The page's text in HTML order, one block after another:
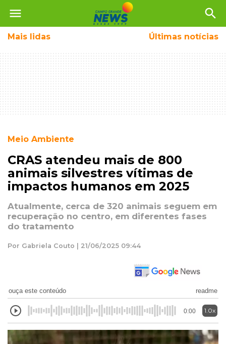
menu search
Mais lidas Últimas notícias
Meio Ambiente
CRAS atendeu mais de 800
animais silvestres vítimas de
impactos humanos em 2025
Atualmente, cerca de 320 animais seguem em
recuperação no centro, em diferentes fases
do tratamento
Por Gabriela Couto | 21/06/2025 09:44
ouça este conteúdo readme
0:00 1.0x